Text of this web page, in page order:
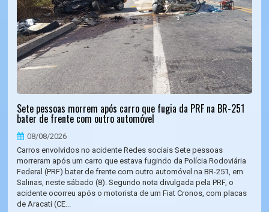
Sete pessoas morrem após carro que fugia da PRF na BR-251
bater de frente com outro automóvel
08/08/2026
Carros envolvidos no acidente Redes sociais Sete pessoas
morreram após um carro que estava fugindo da Polícia Rodoviária
Federal (PRF) bater de frente com outro automóvel na BR-251, em
Salinas, neste sábado (8). Segundo nota divulgada pela PRF, o
acidente ocorreu após o motorista de um Fiat Cronos, com placas
de Aracati (CE...